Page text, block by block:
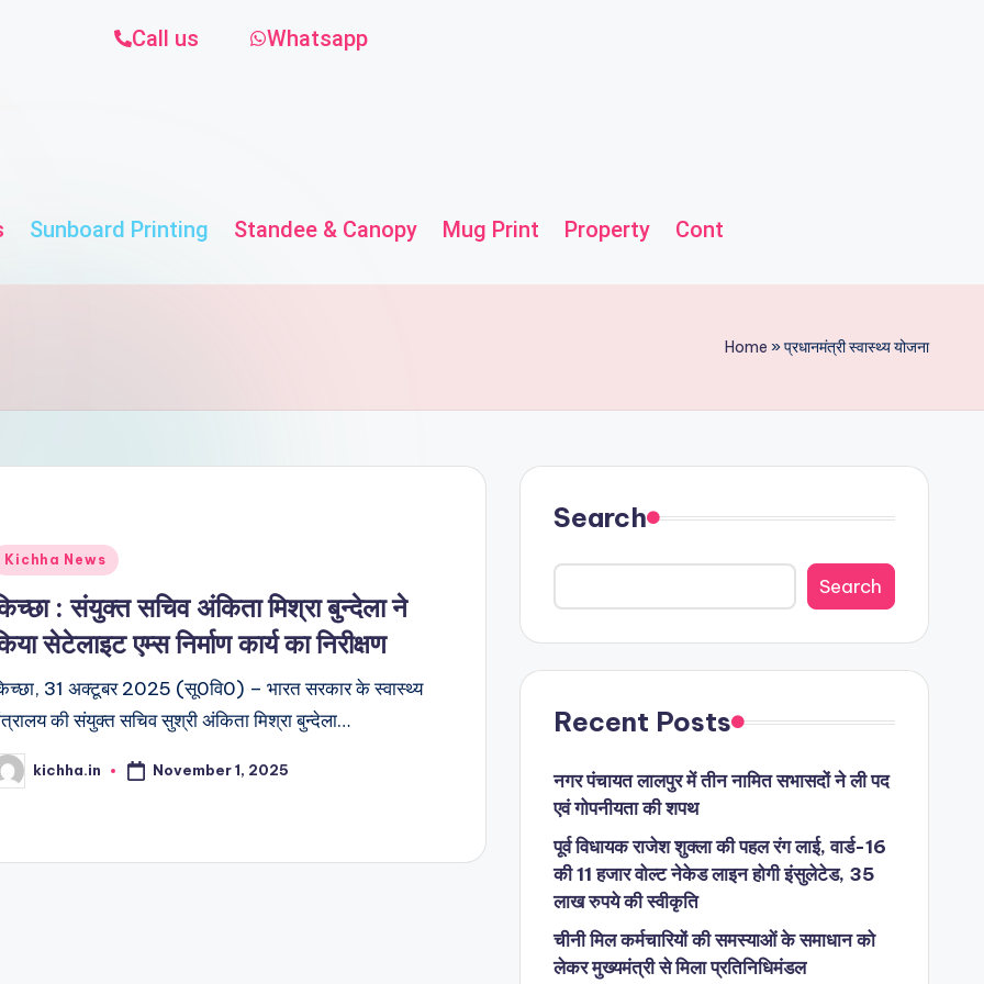
Call us Whatsapp
Sunboard Printing Standee & Canopy Mug Print Property Contact us
Home »प्रधानमंत्री स्वास्थ्य योजना
Kichha News
: संयुक्त सचिव अंकिता मिश्रा बुन्देला ने
सेटेलाइट एम्स निर्माण कार्य का निरीक्षण
31 अक्टूबर 2025 (सू0वि0) – भारत सरकार के स्वास्थ्य
की संयुक्त सचिव सुश्री अंकिता मिश्रा बुन्देला…
kichha.in November 1, 2025
Search
Search
Recent Posts
नगर पंचायत लालपुर में तीन नामित सभासदों ने ली पद
एवं गोपनीयता की शपथ
पूर्व विधायक राजेश शुक्ला की पहल रंग लाई, वार्ड-16
की 11 हजार वोल्ट नेकेड लाइन होगी इंसुलेटेड, 35
लाख रुपये की स्वीकृति
चीनी मिल कर्मचारियों की समस्याओं के समाधान को
लेकर मुख्यमंत्री से मिला प्रतिनिधिमंडल